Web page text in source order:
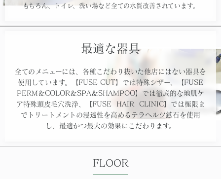
もちろん、トイレ、洗い場など全ての水質改善されています。
最適な器具
全てのメニューには、各種こだわり抜いた他店にはない器具を
使用しています。【FUSE CUT】では特殊シザー、【FUSE
PERM＆COLOR＆SPA＆SHAMPOO】では徹底的な地肌ケ
ア特殊頭皮毛穴洗浄、【FUSE HAIR CLINIC】では極限ま
でトリートメントの浸透性を高めるテラヘルツ鉱石を使用
し、最適かつ最大の効果にこだわります。
FLOOR